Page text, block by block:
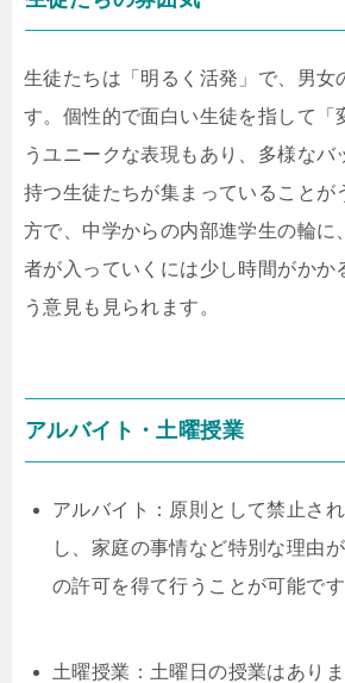
生徒たちは「明るく活発」で、男女
す。個性的で面白い生徒を指して「
うユニークな表現もあり、多様なバ
持つ生徒たちが集まっていることが
方で、中学からの内部進学生の輪に
者が入っていくには少し時間がかか
う意見も見られます。
アルバイト・土曜授業
アルバイト：原則として禁止さ
し、家庭の事情など特別な理由
の許可を得て行うことが可能です
土曜授業：土曜日の授業はありま